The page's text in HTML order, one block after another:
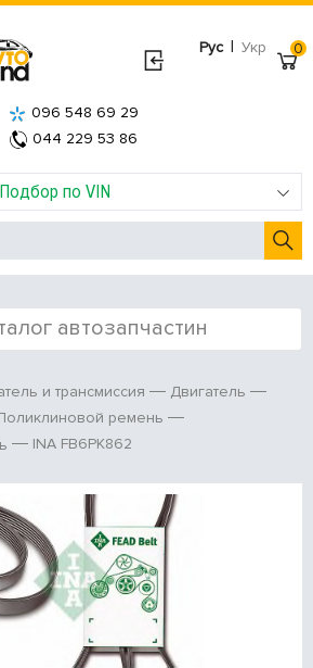
Рус | Укр
Подбор по VIN
096 548 69 29
044 229 53 86
0
автозапчастин
и трансмиссия
Двигатель
ремень
INA FB6PK862